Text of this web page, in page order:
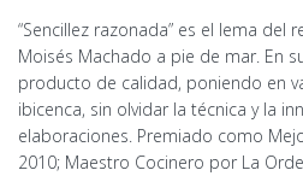
“Sencillez razonada” es el lema del
Moisés Machado a pie de mar. En
producto de calidad, poniendo en
ibicenca, sin olvidar la técnica y la
elaboraciones. Premiado como
2010; Maestro Cocinero por La